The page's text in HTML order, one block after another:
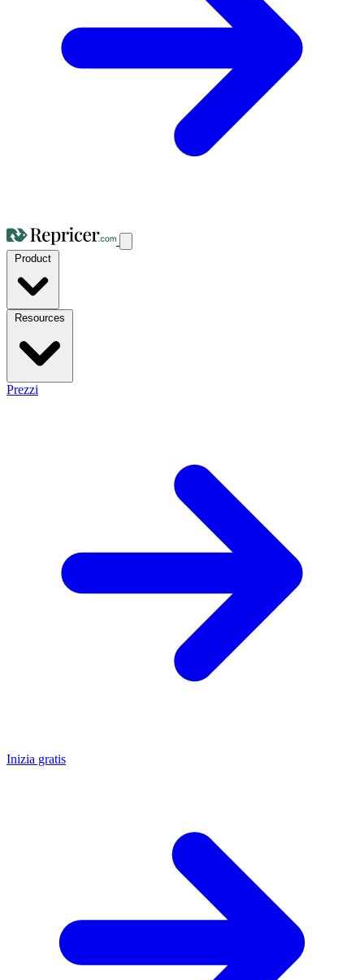
Prezzi
Inizia gratis